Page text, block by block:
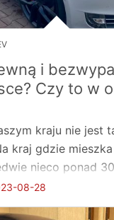
i
Czy to w
kraju nie jest
kraj gdzie
nieco ponad
08-28